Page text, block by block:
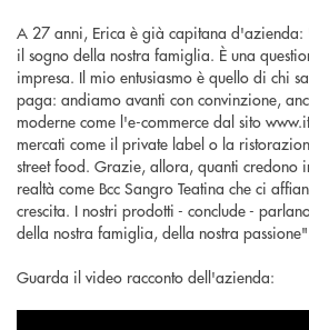
A 27 anni, Erica è già capitana d'azienda:
il sogno della nostra famiglia. È una
impresa. Il mio entusiasmo è quello di chi
paga: andiamo avanti con convinzione,
moderne come l'e-commerce dal sito
mercati come il private label o la
street food. Grazie, allora, quanti credono
realtà come Bcc Sangro Teatina che ci
crescita. I nostri prodotti - conclude -
della nostra famiglia, della nostra
Guarda il video racconto dell'azienda: